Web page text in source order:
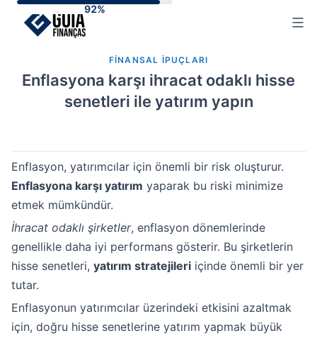
FINANSAL IPUÇLARI
Enflasyona karşı ihracat odaklı hisse
senetleri ile yatırım yapın
Enflasyon, yatırımcılar için önemli bir risk oluşturur.
Enflasyona karşı yatırım yaparak bu riski minimize
etmek mümkündür.
İhracat odaklı şirketler, enflasyon dönemlerinde
genellikle daha iyi performans gösterir. Bu şirketlerin
hisse senetleri, yatırım stratejileri içinde önemli bir yer
tutar.
Enflasyonun yatırımcılar üzerindeki etkisini azaltmak
için, doğru hisse senetlerine yatırım yapmak büyük